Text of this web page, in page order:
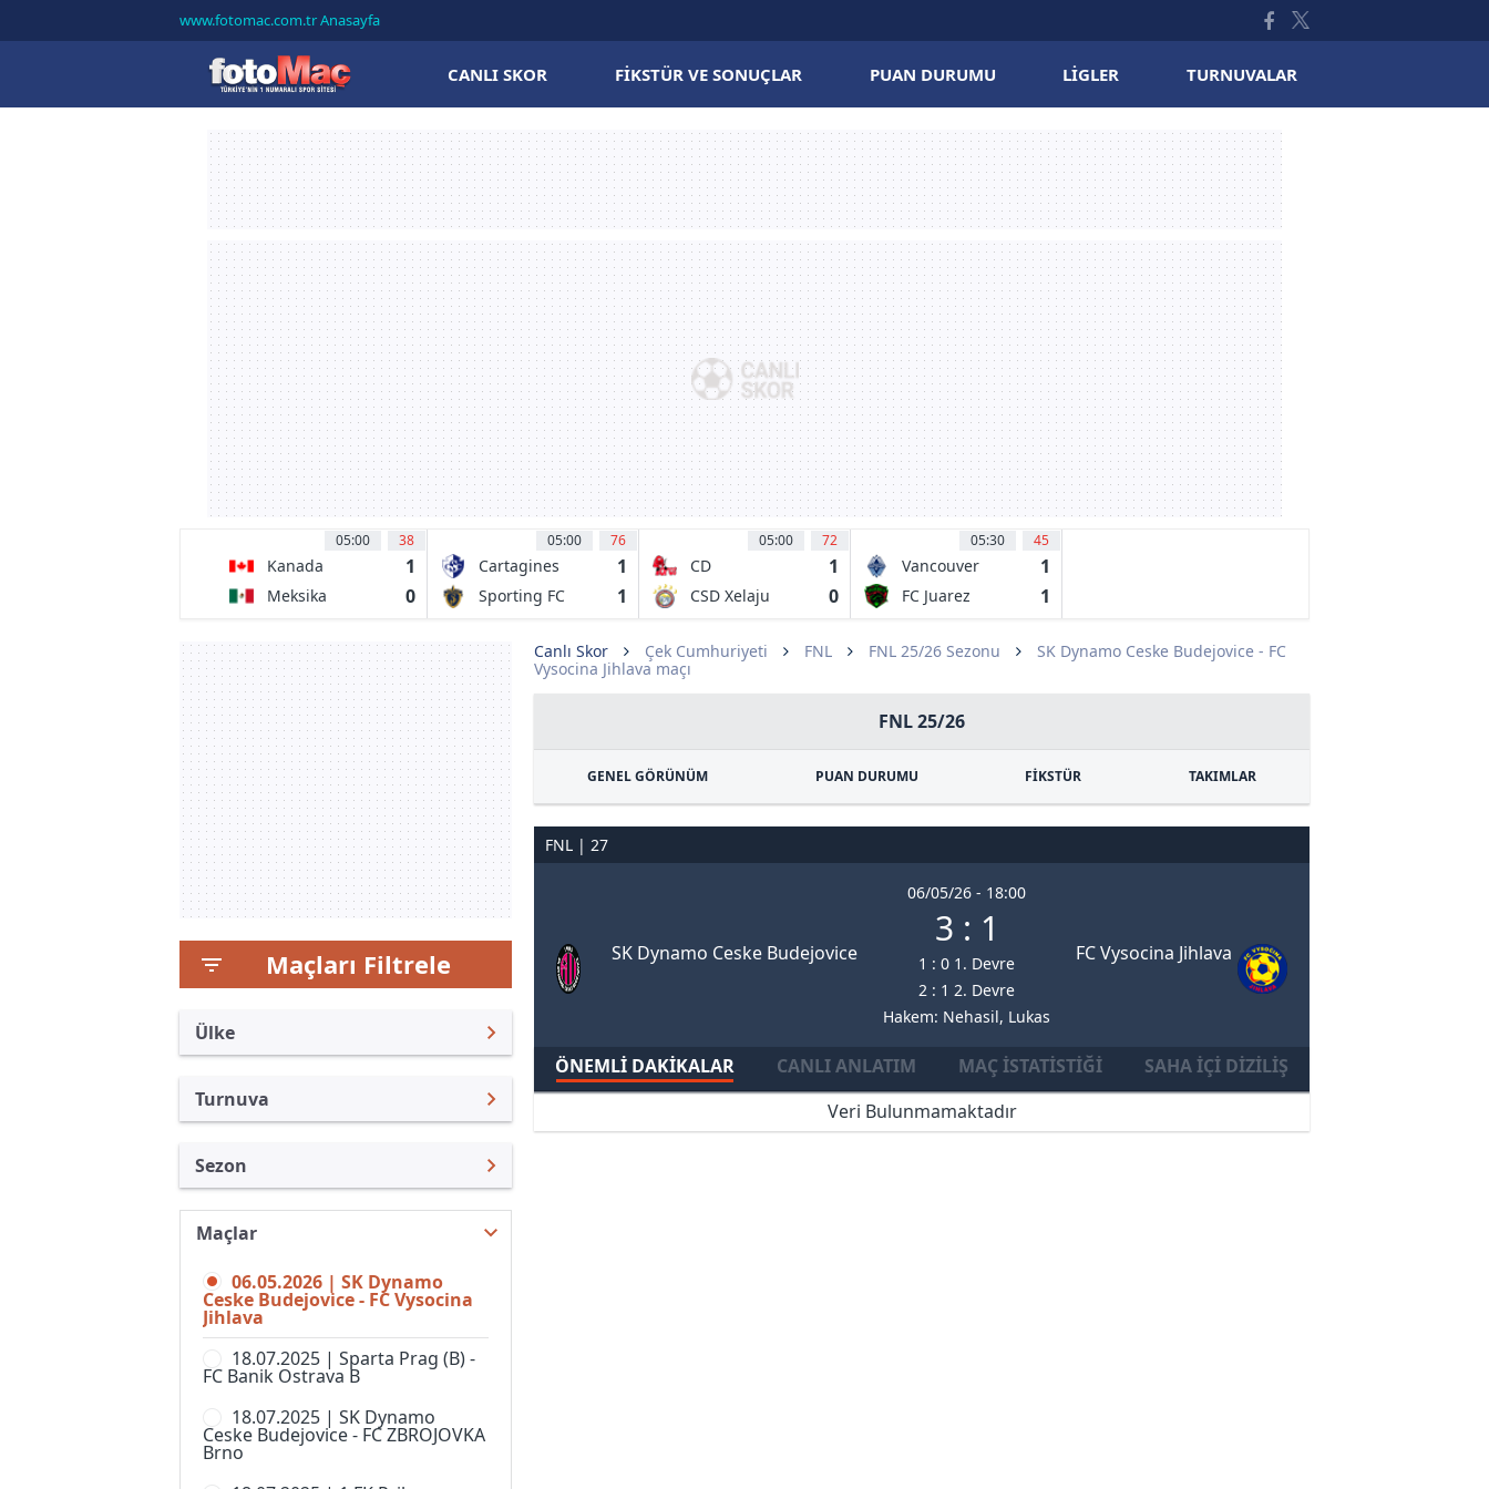
www.fotomac.com.tr Anasayfa
CANLI SKOR FIKSTÜR VE SONUÇLAR PUAN DURUMU LIGLER TURNUVALAR
05:00 38
Kanada 1
Meksika 0
05:00 76
Cartagines 1
Sporting FC 1
05:00 72
CD
Malacateco
1
CSD Xelaju
0
05:30 45
Vancouver
Whitecaps FC
1
FC Juarez 1
Maçları Filtrele
Ülke
Çek Cumhuriyeti
Türkiye
Uluslararası
Uluslararası Kulüpler
Turkiye
İngiltere
İspanya
Almanya Amatör
Fransa
Turnuva
1. Lig, Kadınlar
1st Division
CFL
Divize A
Divize B
Divize C
Divize D
Sezon
FNL 26/27
FNL 24/25
FNL 23/24
FNL 22/23
FNL 21/22
FNL 20/21
Maçlar
06.05.2026 | SK Dynamo
Ceske Budejovice - FC Vysocina
Jihlava
18.07.2025 | Sparta Prag (B) -
FC Banik Ostrava B
18.07.2025 | SK Dynamo
Ceske Budejovice - FC ZBROJOVKA
Brno
Canlı Skor Çek Cumhuriyeti FNL FNL 25/26 Sezonu
SK Dynamo Ceske Budejovice - FC
Vysocina Jihlava maçı
FNL 25/26
GENEL GÖRÜNÜM PUAN DURUMU FİKSTÜR TAKIMLAR
FNL | 27
SK Dynamo Ceske Budejovice
06/05/26 - 18:00
3 : 1
1 : 0 1. Devre
2 : 1 2. Devre
Hakem: Nehasil, Lukas
FC Vysocina Jihlava
ÖNEMLI DAKIKALAR CANLI ANLATIM MAÇ İSTATISTIĞI
SAHA İÇI DIZILIŞ
Veri Bulunmamaktadır